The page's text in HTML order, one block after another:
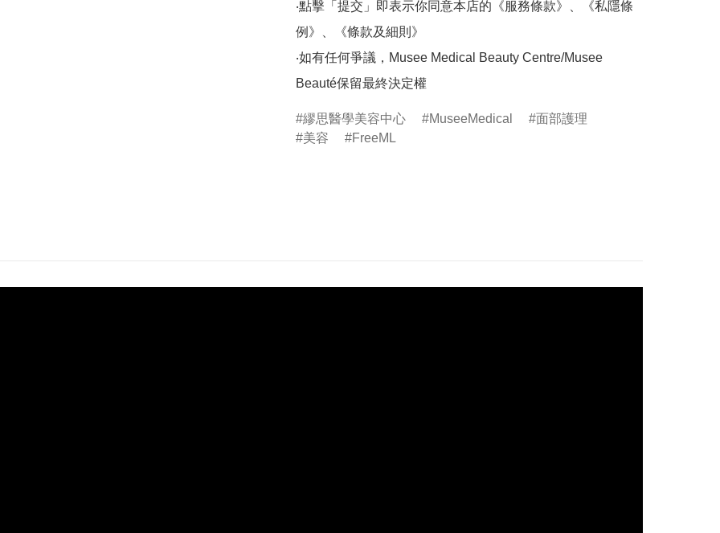
‧點擊「提交」即表示你同意本店的《服務條款》、《私隱條
例》、《條款及細則》
‧如有任何爭議，Musee Medical Beauty Centre/Musee
Beauté保留最終決定權
繆思醫學美容中心 MuseeMedical
面部護理
美容
FreeML